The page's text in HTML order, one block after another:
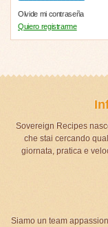
Olvide mi contraseña
Quiero registrarme
Sovereign Recipes
che stai cercando
giornata, pratica e
Siamo un team